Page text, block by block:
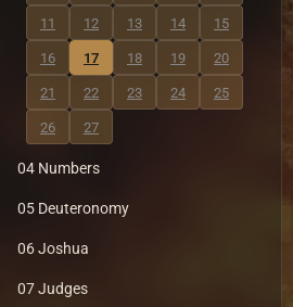
11 12 13 14 15
16 17 18 19 20
21 22 23 24 25
26 27
04 Numbers
05 Deuteronomy
06 Joshua
07 Judges